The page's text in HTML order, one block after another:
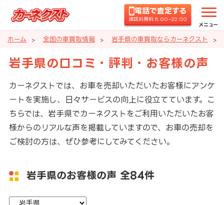
電話で査定する
通話料無料 8:00~22:00
メニュー
ホーム 全国の車買取情報 岩手県の車買取ならカーネクスト
岩手県の口コミ・評判・お客様の声
カーネクストでは、お車を売却いただいたお客様にアンケ
ートを実施し、日々サービスの向上に役立てています。こ
ちらでは、岩手県でカーネクストをご利用いただいたお客
様からのリアルな声を掲載していますので、お車の売却を
ご検討の方は、ぜひ参考にしてみてください。
岩手県のお客様の声 全84件